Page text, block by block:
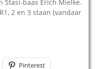
baas Erich Mielke.
2 en 3 staan (vandaar
Pinterest